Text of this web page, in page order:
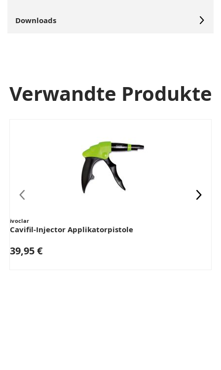
Downloads
Verwandte Produkte
ivoclar
Cavifil-Injector Applikatorpistole
39,95 €